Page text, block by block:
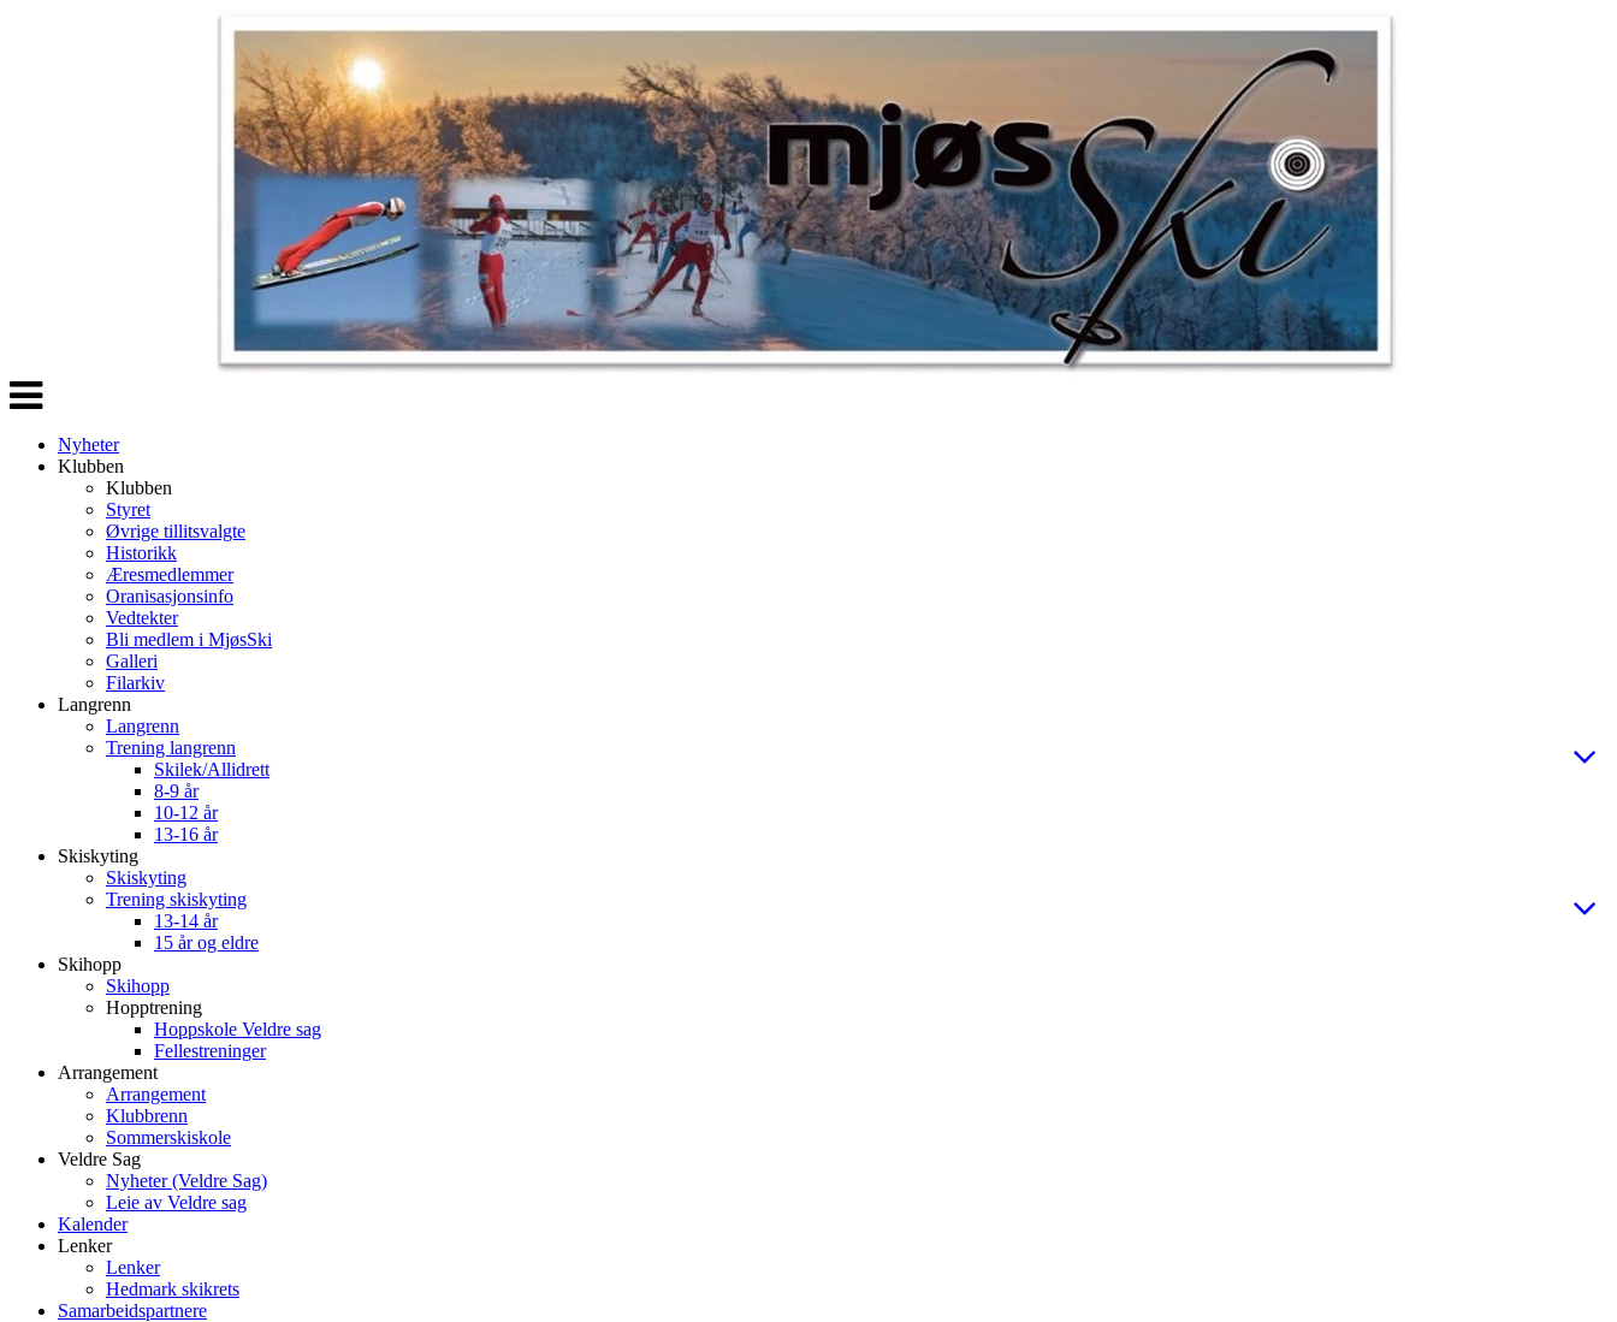
Veksle
navigasjon
Nyheter
Klubben
Klubben
Styret
Øvrige tillitsvalgte
Historikk
Æresmedlemmer
Oranisasjonsinfo
Vedtekter
Bli medlem i MjøsSki
Galleri
Filarkiv
Langrenn
Langrenn
Trening langrenn
Skilek/Allidrett
8-9 år
10-12 år
13-16 år
Skiskyting
Skiskyting
Trening skiskyting
13-14 år
15 år og eldre
Skihopp
Skihopp
Hopptrening
Hoppskole Veldre sag
Fellestreninger
Arrangement
Arrangement
Klubbrenn
Sommerskiskole
Veldre Sag
Nyheter (Veldre Sag)
Leie av Veldre sag
Kalender
Lenker
Lenker
Hedmark skikrets
Samarbeidspartnere